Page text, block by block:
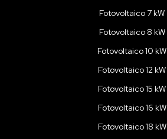
Fotovoltaico 7 kW
Fotovoltaico 8 kW
Fotovoltaico 10 kW
Fotovoltaico 12 kW
Fotovoltaico 15 kW
Fotovoltaico 16 kW
Fotovoltaico 18 kW